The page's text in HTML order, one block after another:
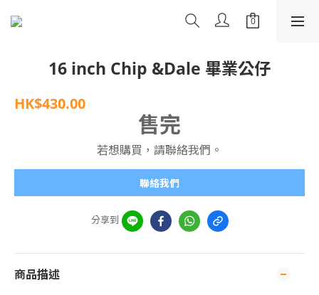
16 inch Chip &Dale 畢業公仔
HK$430.00
售完
若想購買，請聯絡我們。
聯絡我們
分享到
商品描述